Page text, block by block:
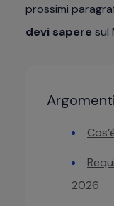
prossimi
devi sapere sul
2026